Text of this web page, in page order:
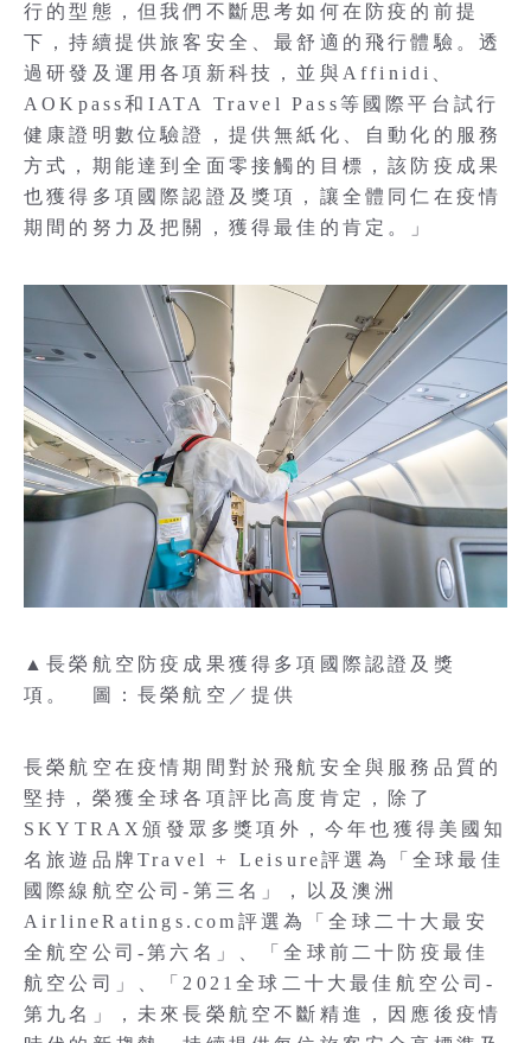
行的型態，但我們不斷思考如何在防疫的前提
下，持續提供旅客安全、最舒適的飛行體驗。透
過研發及運用各項新科技，並與Affinidi、
AOKpass和IATA Travel Pass等國際平台試行
健康證明數位驗證，提供無紙化、自動化的服務
方式，期能達到全面零接觸的目標，該防疫成果
也獲得多項國際認證及獎項，讓全體同仁在疫情
期間的努力及把關，獲得最佳的肯定。」
▲長榮航空防疫成果獲得多項國際認證及獎
項。 圖：長榮航空／提供
長榮航空在疫情期間對於飛航安全與服務品質的
堅持，榮獲全球各項評比高度肯定，除了
SKYTRAX頒發眾多獎項外，今年也獲得美國知
名旅遊品牌Travel + Leisure評選為「全球最佳
國際線航空公司-第三名」，以及澳洲
AirlineRatings.com評選為「全球二十大最安
全航空公司-第六名」、「全球前二十防疫最佳
航空公司」、「2021全球二十大最佳航空公司-
第九名」，未來長榮航空不斷精進，因應後疫情